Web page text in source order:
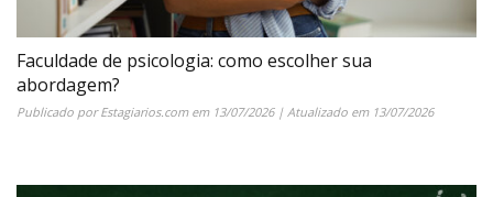
Faculdade de psicologia: como escolher sua
abordagem?
Publicado porEstagiarios.comem 13/07/2026| Atualizado em 13/07/2026